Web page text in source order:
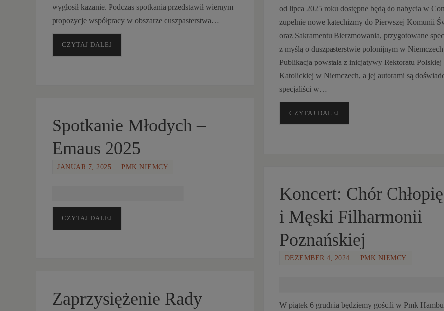
wygłosił kazanie. Podczas spotkania przedstawił wiernym
propozycje współpracy w obszarze duszpasterstwa…
CZYTAJ DALEJ
od lipca 2025 roku dostępne będą do nabycia w
zupełnie nowe katechizmy do Pierwszej Komunii
oraz Sakramentu Bierzmowania, przygotowane
z myślą o duszpasterstwie polonijnym w
Publikacja powstała z inicjatywy Rektoratu
Katolickiej w Niemczech, a jej autorami są
specjaliści w…
CZYTAJ DALEJ
Spotkanie Młodych –
Emaus 2025
JANUAR 7, 2025 PMK NIEMCY
CZYTAJ DALEJ
Koncert: Chór
i Męski Filharmonii
Poznańskiej
DEZEMBER 4, 2024 PMK NIEMCY
W piątek 6 grudnia będziemy gościli w Pmk
Zaprzysiężenie Rady